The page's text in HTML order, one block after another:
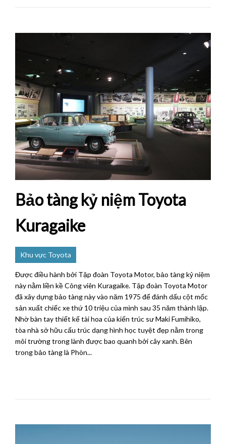
Bảo tàng kỷ niệm Toyota
Kuragaike
Khu vực Toyota
Được điều hành bởi Tập đoàn Toyota Motor, bảo tàng kỷ niệm
này nằm liền kề Công viên Kuragaike. Tập đoàn Toyota Motor
đã xây dựng bảo tàng này vào năm 1975 để đánh dấu cột mốc
sản xuất chiếc xe thứ 10 triệu của mình sau 35 năm thành lập.
Nhờ bàn tay thiết kế tài hoa của kiến ​​trúc sư Maki Fumihiko,
tòa nhà sở hữu cấu trúc dạng hình học tuyệt đẹp nằm trong
môi trường trong lành được bao quanh bởi cây xanh. Bên
trong bảo tàng là Phòn...